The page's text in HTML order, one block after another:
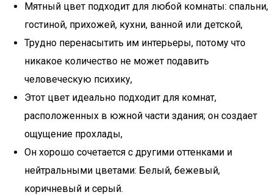
Мятный цвет подходит для любой комнаты: спальни,
гостиной, прихожей, кухни, ванной или детской,
Трудно перенасытить им интерьеры, потому что
никакое количество не может подавить
человеческую психику,
Этот цвет идеально подходит для комнат,
расположенных в южной части здания; он создает
ощущение прохлады,
Он хорошо сочетается с другими оттенками и
нейтральными цветами: Белый, бежевый,
коричневый и серый.